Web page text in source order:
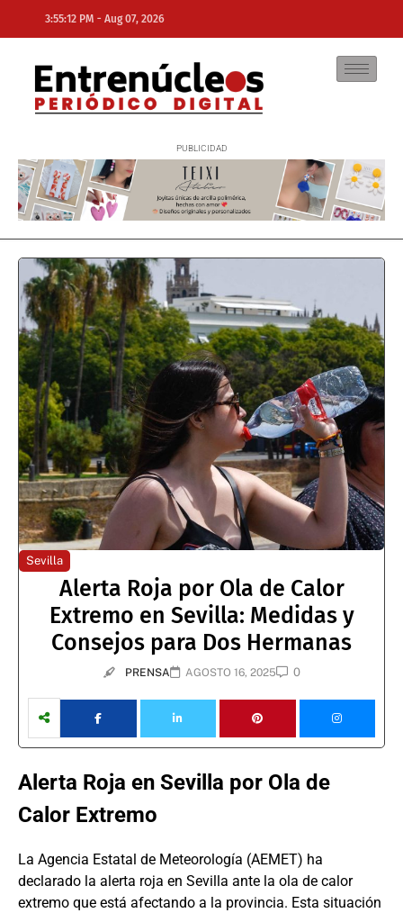
3:55:12 PM - Aug 07, 2026
NE
Sevilla
Alerta Roja por Ola de Calor
Extremo en Sevilla: Medidas y
Consejos para Dos Hermanas
PRENSA AGOSTO 16, 2025 0
Alerta Roja en Sevilla por Ola de
Calor Extremo
La Agencia Estatal de Meteorología (AEMET) ha
declarado la alerta roja en Sevilla ante la ola de calor
extremo que está afectando a la provincia. Esta situación